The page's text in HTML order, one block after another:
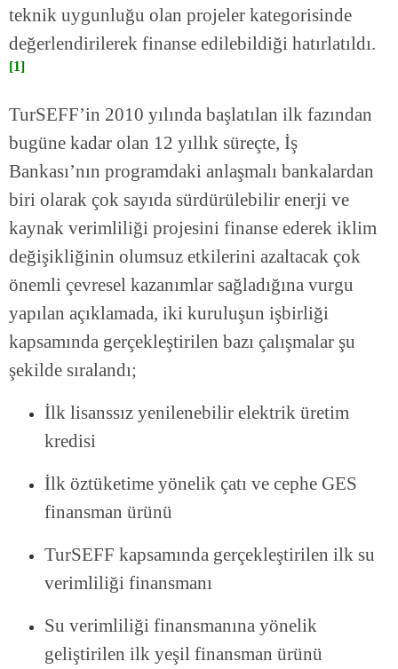
teknik uygunluğu olan projeler kategorisinde
değerlendirilerek finanse edilebildiği hatırlatıldı.
[1]
TurSEFF’in 2010 yılında başlatılan ilk fazından
bugüne kadar olan 12 yıllık süreçte, İş
Bankası’nın programdaki anlaşmalı bankalardan
biri olarak çok sayıda sürdürülebilir enerji ve
kaynak verimliliği projesini finanse ederek iklim
değişikliğinin olumsuz etkilerini azaltacak çok
önemli çevresel kazanımlar sağladığına vurgu
yapılan açıklamada, iki kuruluşun işbirliği
kapsamında gerçekleştirilen bazı çalışmalar şu
şekilde sıralandı;
İlk lisanssız yenilenebilir elektrik üretim
kredisi
İlk öztüketime yönelik çatı ve cephe GES
finansman ürünü
TurSEFF kapsamında gerçekleştirilen ilk su
verimliliği finansmanı
Su verimliliği finansmanına yönelik
geliştirilen ilk yeşil finansman ürünü